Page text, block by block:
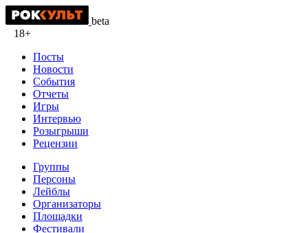
beta
18+
Посты
Новости
События
Отчеты
Игры
Интервью
Розыгрыши
Рецензии
Группы
Персоны
Лейблы
Организаторы
Площадки
Фестивали